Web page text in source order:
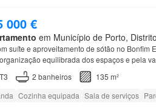
000 €
em Município de Porto,
suíte e aproveitamento de sótão no Bonfim
equilibrada dos espaços e pela
no
superior.…
T3 2 banheiros
135 m²
Cozinha equipada Sala de serviços